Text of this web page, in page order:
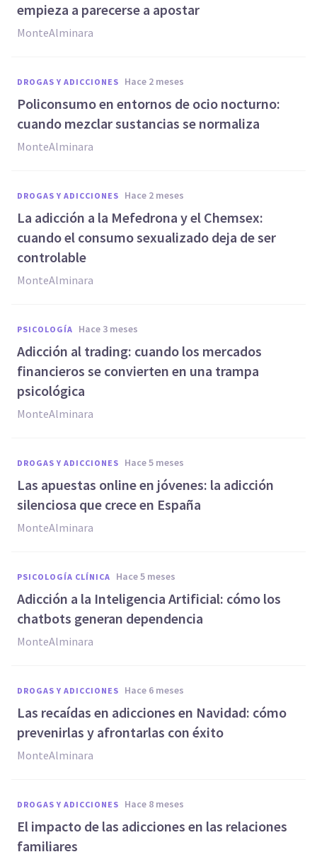
empieza a parecerse a apostar
MonteAlminara
DROGAS Y ADICCIONES hace 2 meses
Policonsumo en entornos de ocio nocturno:
cuando mezclar sustancias se normaliza
MonteAlminara
DROGAS Y ADICCIONES hace 2 meses
La adicción a la Mefedrona y el Chemsex:
cuando el consumo sexualizado deja de ser
controlable
MonteAlminara
PSICOLOGÍA hace 3 meses
Adicción al trading: cuando los mercados
financieros se convierten en una trampa
psicológica
MonteAlminara
DROGAS Y ADICCIONES hace 5 meses
Las apuestas online en jóvenes: la adicción
silenciosa que crece en España
MonteAlminara
PSICOLOGÍA CLÍNICA hace 5 meses
Adicción a la Inteligencia Artificial: cómo los
chatbots generan dependencia
MonteAlminara
DROGAS Y ADICCIONES hace 6 meses
Las recaídas en adicciones en Navidad: cómo
prevenirlas y afrontarlas con éxito
MonteAlminara
DROGAS Y ADICCIONES hace 8 meses
El impacto de las adicciones en las relaciones
familiares